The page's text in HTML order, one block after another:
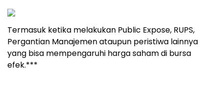
Termasuk ketika melakukan Public Expose, RUPS,
Pergantian Manajemen ataupun peristiwa lainnya
yang bisa mempengaruhi harga saham di bursa
efek.***